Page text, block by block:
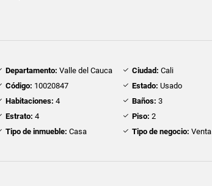
Departamento: Valle del Cauca Ciudad: Cali
Código: 10020847 Estado: Usado
Habitaciones: 4 Baños: 3
Estrato: 4 Piso: 2
Tipo de inmueble: Casa Tipo de negocio: Venta